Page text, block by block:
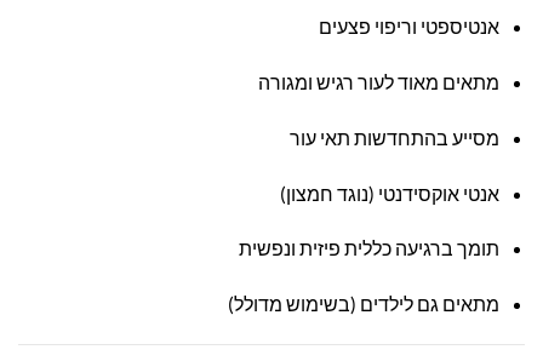
אנטיספטי וריפוי פצעים
מתאים מאוד לעור רגיש ומגורה
מסייע בהתחדשות תאי עור
אנטי אוקסידנטי (נוגד חמצון)
תומך ברגיעה כללית פיזית ונפשית
מתאים גם לילדים (בשימוש מדולל)